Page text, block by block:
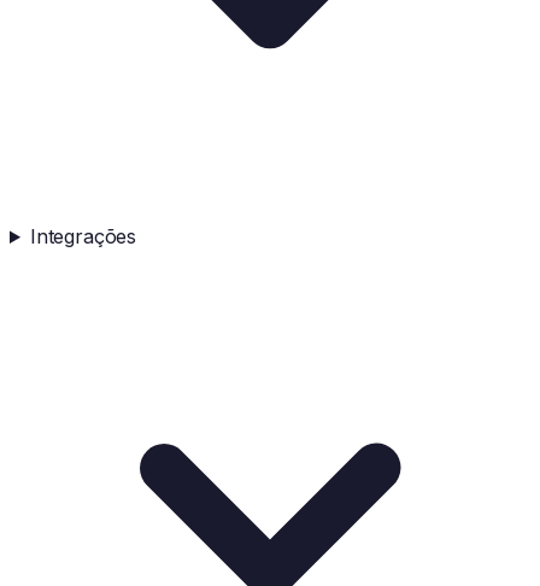
Integrações